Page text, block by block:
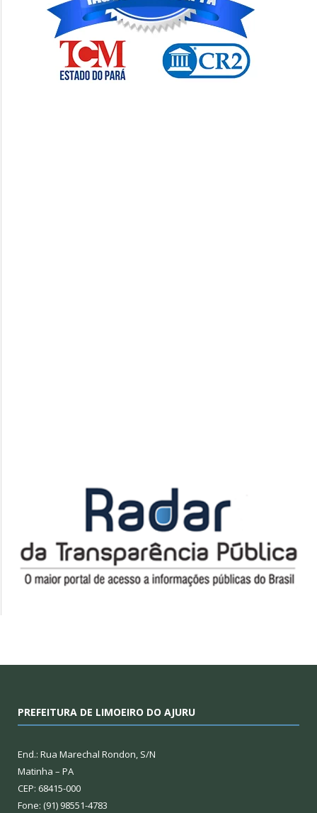
PREFEITURA DE LIMOEIRO DO AJURU
End.: Rua Marechal Rondon, S/N
Matinha – PA
CEP: 68415-000
Fone: (91) 98551-4783